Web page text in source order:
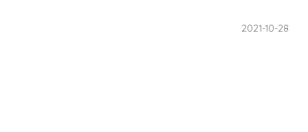
2021-10-28